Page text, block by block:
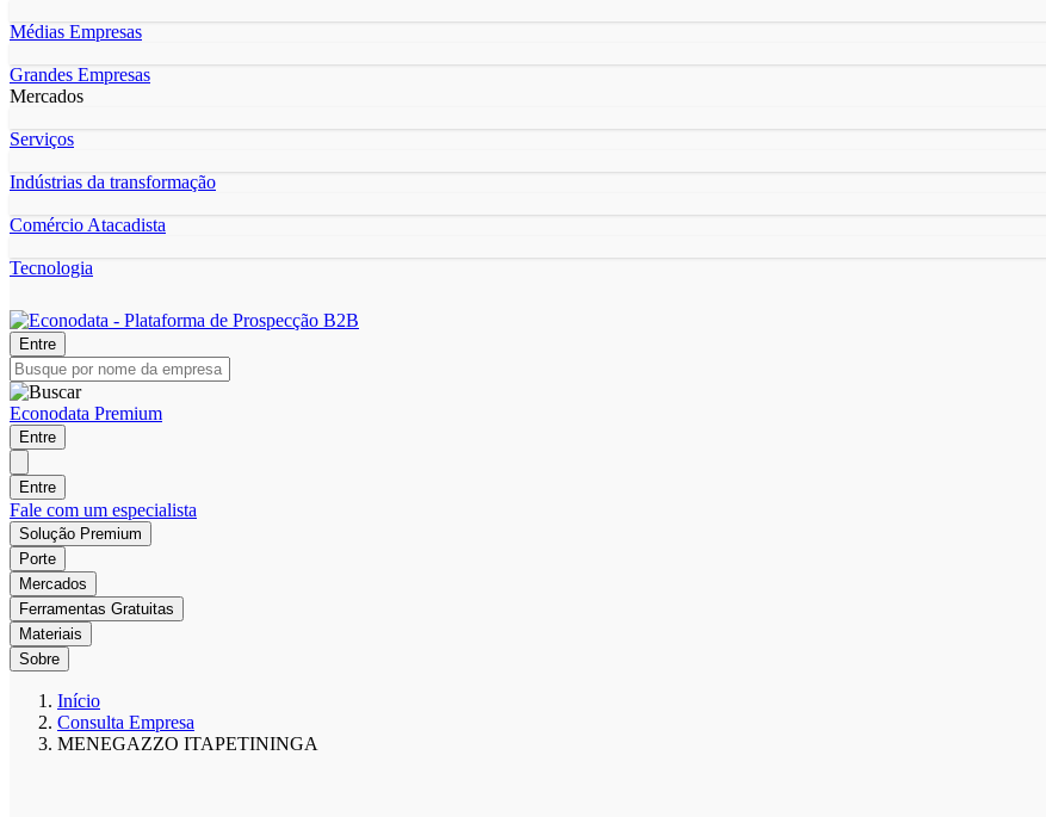
Médias Empresas
Grandes Empresas
Mercados
Serviços
Indústrias da transformação
Comércio Atacadista
Tecnologia
Entre
Econodata Premium
Entre
Entre
Fale com um especialista
Solução Premium
Porte
Mercados
Ferramentas Gratuitas
Materiais
Sobre
Início
Consulta Empresa
MENEGAZZO ITAPETININGA